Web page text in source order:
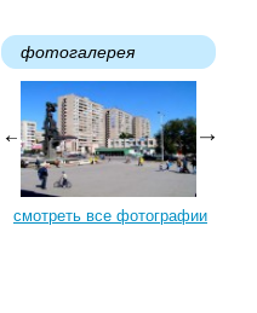
фотогалерея
смотреть все фотографии